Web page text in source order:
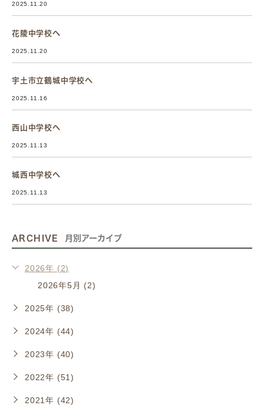
2025.11.20
花陵中学校へ
2025.11.20
宇土市立鶴城中学校へ
2025.11.16
西山中学校へ
2025.11.13
城西中学校へ
2025.11.13
ARCHIVE 月別アーカイブ
2026年 (2)
2026年5月 (2)
2025年 (38)
2024年 (44)
2023年 (40)
2022年 (51)
2021年 (42)